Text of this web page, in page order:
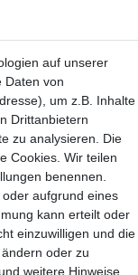
inkl.
auf unserer
Daten von
um z.B. Inhalte
Drittanbietern
zu analysieren. Die
Cookies. Wir teilen
benennen.
aufgrund eines
kann erteilt oder
einzuwilligen und die
oder zu
und weitere Hinweise